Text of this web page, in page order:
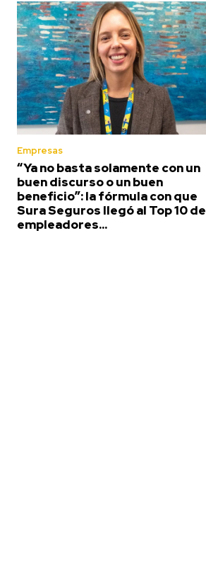
Empresas
“Ya no basta solamente con un
buen discurso o un buen
beneficio”: la fórmula con que
Sura Seguros llegó al Top 10 de
empleadores...